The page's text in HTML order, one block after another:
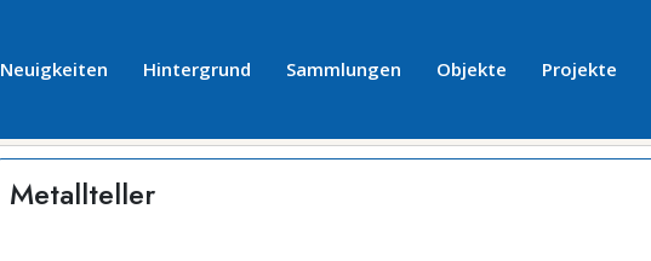
Neuigkeiten Hintergrund Sammlungen Objekte Projekte
Metallteller